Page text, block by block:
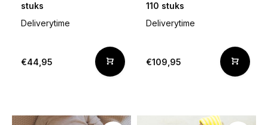
stuks
Deliverytime
€44,95
110 stuks
Deliverytime
€109,95